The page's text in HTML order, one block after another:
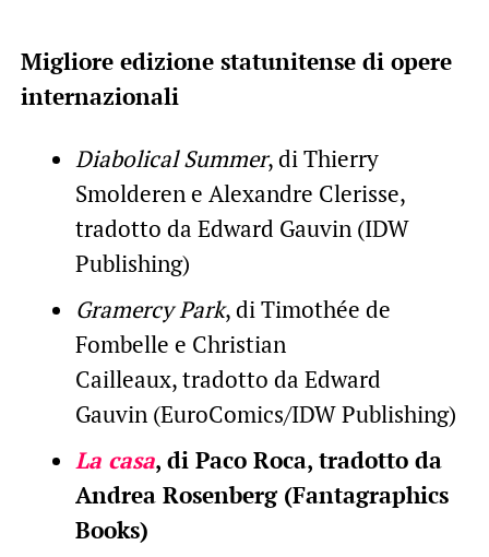
Migliore edizione statunitense di opere
internazionali
Diabolical Summer, di Thierry
Smolderen e Alexandre Clerisse,
tradotto da Edward Gauvin (IDW
Publishing)
Gramercy Park, di Timothée de
Fombelle e Christian
Cailleaux, tradotto da Edward
Gauvin (EuroComics/IDW Publishing)
La casa, di Paco Roca, tradotto da
Andrea Rosenberg (Fantagraphics
Books)